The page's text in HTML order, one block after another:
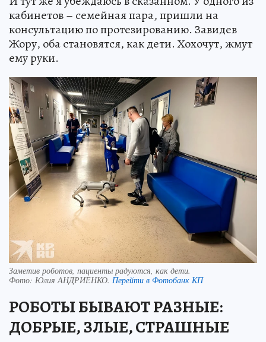
кабинетов – семейная пара, пришли на
консультацию по протезированию. Завидев
Жору, оба становятся, как дети. Хохочут, жмут
ему руки.
Заметив роботов, пациенты радуются, как дети.
Фото: Юлия АНДРИЕНКО. Перейти в Фотобанк КП
РОБОТЫ БЫВАЮТ РАЗНЫЕ:
ДОБРЫЕ, ЗЛЫЕ, СТРАШНЫЕ